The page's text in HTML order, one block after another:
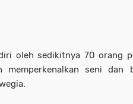
oleh sedikitnya 70 orang
memperkenalkan seni dan